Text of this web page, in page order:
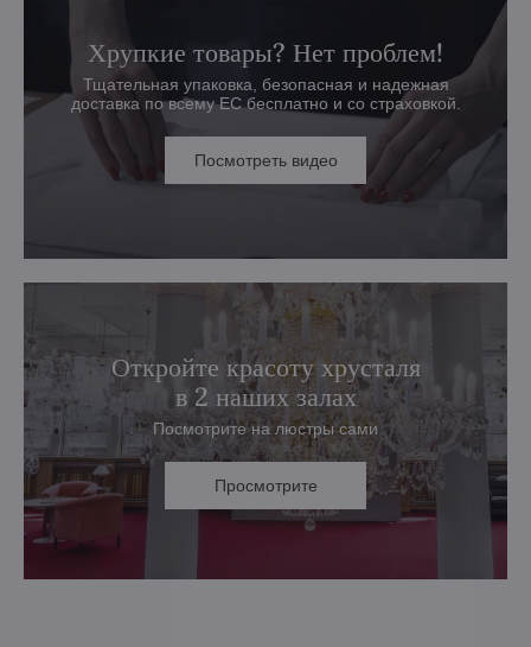
Хрупкие товары? Нет проблем!
Тщательная упаковка, безопасная и надежная
доставка по всему ЕС бесплатно и со страховкой.
Посмотреть видео
Откройте красоту хрусталя
в 2 наших залах
Посмотрите на люстры сами
Просмотрите